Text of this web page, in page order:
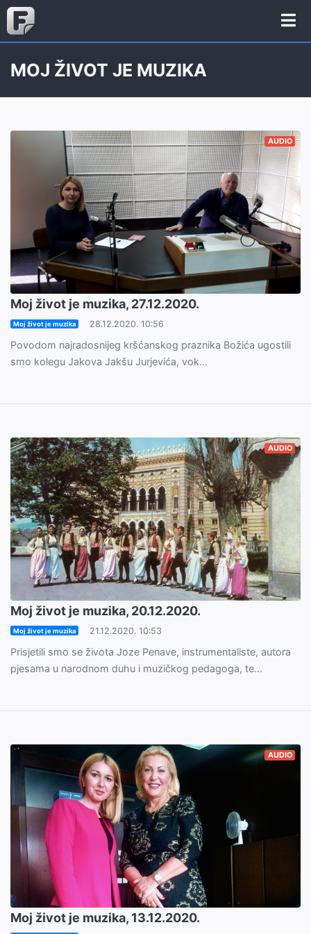
MOJ ŽIVOT JE MUZIKA
AUDIO
Moj život je muzika, 27.12.2020.
Moj život je muzika 28.12.2020. 10:56
Povodom najradosnijeg kršćanskog praznika Božića ugostili
smo kolegu Jakova Jakšu Jurjevića, vok...
AUDIO
Moj život je muzika, 20.12.2020.
Moj život je muzika 21.12.2020. 10:53
Prisjetili smo se života Joze Penave, instrumentaliste, autora
pjesama u narodnom duhu i muzičkog pedagoga, te...
AUDIO
Moj život je muzika, 13.12.2020.